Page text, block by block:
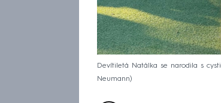
Devítiletá Natálka se narodila s
Neumann